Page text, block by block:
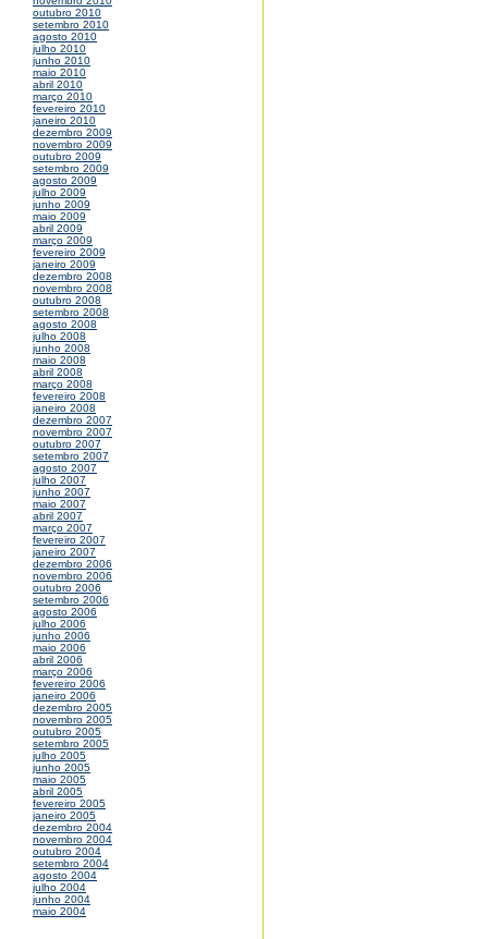
outubro 2010
setembro 2010
agosto 2010
julho 2010
junho 2010
maio 2010
abril 2010
março 2010
fevereiro 2010
janeiro 2010
dezembro 2009
novembro 2009
outubro 2009
setembro 2009
agosto 2009
julho 2009
junho 2009
maio 2009
abril 2009
março 2009
fevereiro 2009
janeiro 2009
dezembro 2008
novembro 2008
outubro 2008
setembro 2008
agosto 2008
julho 2008
junho 2008
maio 2008
abril 2008
março 2008
fevereiro 2008
janeiro 2008
dezembro 2007
novembro 2007
outubro 2007
setembro 2007
agosto 2007
julho 2007
junho 2007
maio 2007
abril 2007
março 2007
fevereiro 2007
janeiro 2007
dezembro 2006
novembro 2006
outubro 2006
setembro 2006
agosto 2006
julho 2006
junho 2006
maio 2006
abril 2006
março 2006
fevereiro 2006
janeiro 2006
dezembro 2005
novembro 2005
outubro 2005
setembro 2005
julho 2005
junho 2005
maio 2005
abril 2005
fevereiro 2005
janeiro 2005
dezembro 2004
novembro 2004
outubro 2004
setembro 2004
agosto 2004
julho 2004
junho 2004
maio 2004